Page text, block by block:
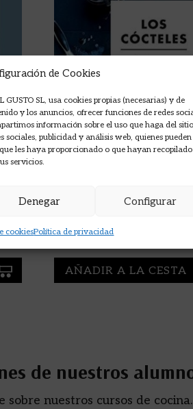
de Cookies
GUSTO SL, usa cookies propias (necesarias) y de
y los anuncios, ofrecer funciones de redes
información sobre el uso que haga del sitio
sociales, publicidad y análisis web, quienes pueden
les haya proporcionado o que hayan
servicios.
Denegar Configurar
cookiesPolítica de privacidad
LOS CÓCTELES DE MR
DE LOS TRAGOS
RAYAN;LIGHTBODY, KIM
AÑADIR A LA CESTA
de nuestros
sobre nuestros cursos de cocina.